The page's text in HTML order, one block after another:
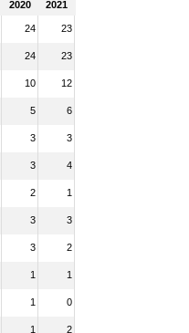
2020 2021
24 23
24 23
10 12
5 6
3 3
3 4
2 1
3 3
3 2
1 1
1 0
1 2